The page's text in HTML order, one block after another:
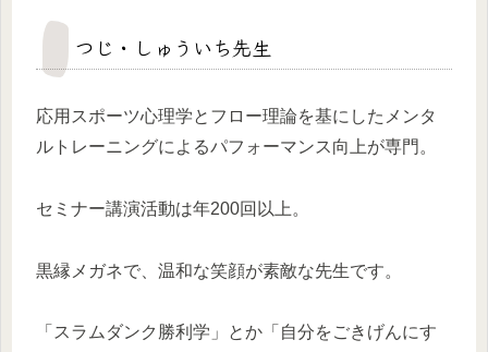
つじ・しゅういち先生
応用スポーツ心理学とフロー理論を基にしたメンタ
ルトレーニングによるパフォーマンス向上が専門。
セミナー講演活動は年200回以上。
黒縁メガネで、温和な笑顔が素敵な先生です。
「スラムダンク勝利学」とか「自分をごきげんにす